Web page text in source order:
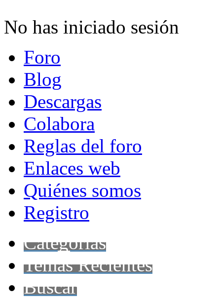
No has iniciado sesión
Foro
Blog
Descargas
Colabora
Reglas del foro
Enlaces web
Quiénes somos
Registro
Categorías
Temas Recientes
Buscar